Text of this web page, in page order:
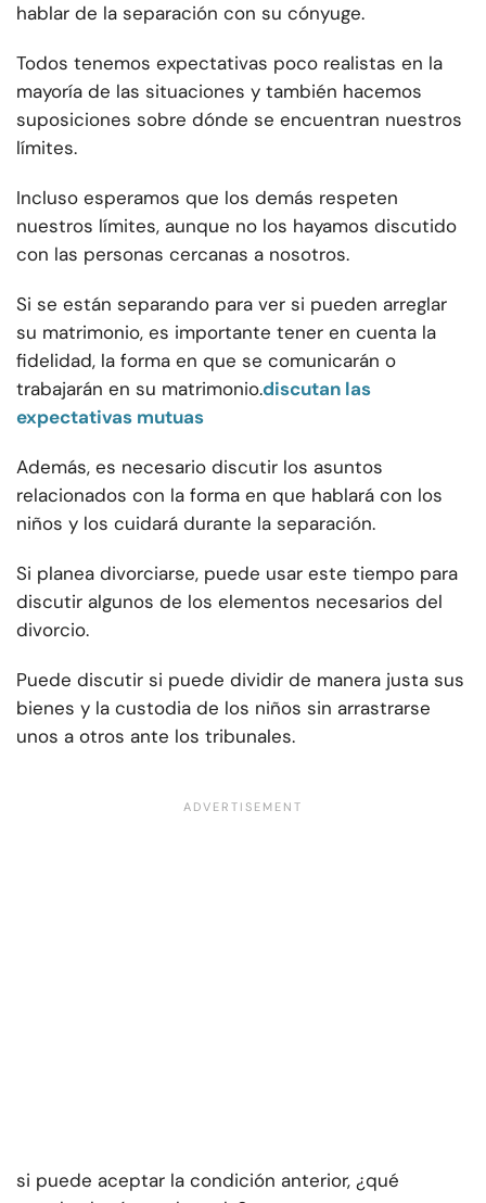
hablar de la separación con su cónyuge.
Todos tenemos expectativas poco realistas en la
mayoría de las situaciones y también hacemos
suposiciones sobre dónde se encuentran nuestros
límites.
Incluso esperamos que los demás respeten
nuestros límites, aunque no los hayamos discutido
con las personas cercanas a nosotros.
Si se están separando para ver si pueden arreglar
su matrimonio, es importante tener en cuenta la
fidelidad, la forma en que se comunicarán o
trabajarán en su matrimonio.discutan las
expectativas mutuas
Además, es necesario discutir los asuntos
relacionados con la forma en que hablará con los
niños y los cuidará durante la separación.
Si planea divorciarse, puede usar este tiempo para
discutir algunos de los elementos necesarios del
divorcio.
Puede discutir si puede dividir de manera justa sus
bienes y la custodia de los niños sin arrastrarse
unos a otros ante los tribunales.
si puede aceptar la condición anterior, ¿qué